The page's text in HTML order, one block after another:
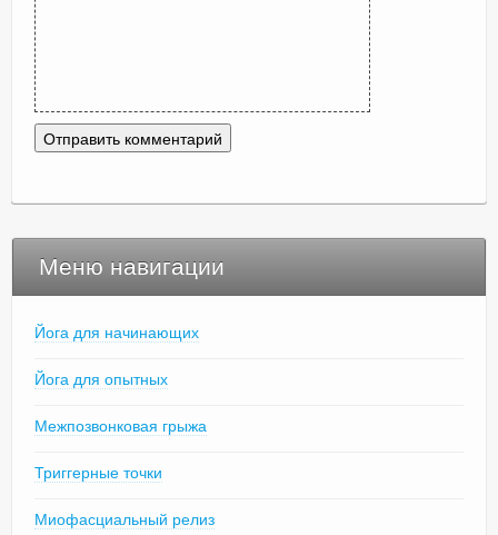
Меню навигации
Йога для начинающих
Йога для опытных
Межпозвонковая грыжа
Триггерные точки
Миофасциальный релиз